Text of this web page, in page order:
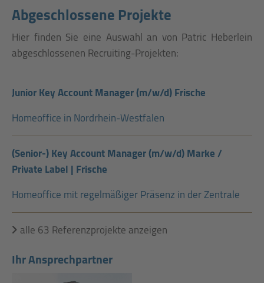
Abgeschlossene Projekte
Hier finden Sie eine Auswahl an von Patric Heberlein
abgeschlossenen Recruiting-Projekten:
Junior Key Account Manager (m/w/d) Frische
Homeoffice in Nordrhein-Westfalen
(Senior-) Key Account Manager (m/w/d) Marke /
Private Label | Frische
Homeoffice mit regelmäßiger Präsenz in der Zentrale
alle 63 Referenzprojekte anzeigen
Ihr Ansprechpartner